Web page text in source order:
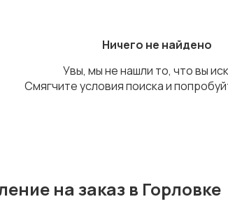
Ничего не найдено
Увы, мы не нашли то, что вы
Смягчите условия поиска и
на заказ в Горловке